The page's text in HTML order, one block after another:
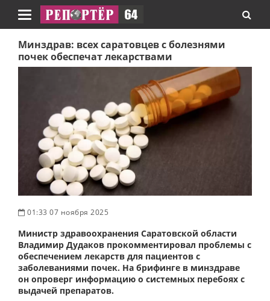
Навигация
Минздрав: всех саратовцев с болезнями
почек обеспечат лекарствами
01:33 07 ноября 2025
Министр здравоохранения Саратовской области
Владимир Дудаков прокомментировал проблемы с
обеспечением лекарств для пациентов с
заболеваниями почек. На брифинге в минздраве
он опроверг информацию о системных перебоях с
выдачей препаратов.